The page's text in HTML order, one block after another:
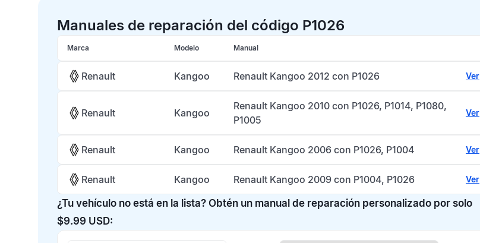
Manuales de reparación del código P1026
Marca Modelo Manual
Renault Kangoo Renault Kangoo 2012 con P1026 Ver
Renault Kangoo
Renault Kangoo 2010 con P1026, P1014, P1080,
P1005
Ver
Renault Kangoo Renault Kangoo 2006 con P1026, P1004 Ver
Renault Kangoo Renault Kangoo 2009 con P1004, P1026 Ver
¿Tu vehículo no está en la lista? Obtén un manual de reparación personalizado por solo
$9.99 USD: